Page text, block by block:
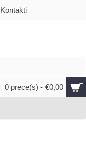
Kontakti
0 prece(s) - €0,00